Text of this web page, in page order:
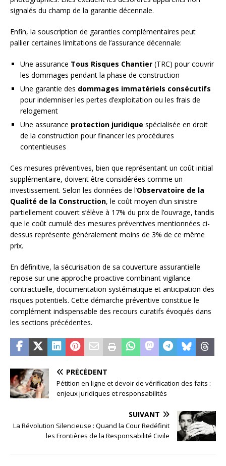
signalés du champ de la garantie décennale.
Enfin, la souscription de garanties complémentaires peut
pallier certaines limitations de l’assurance décennale:
Une assurance Tous Risques Chantier (TRC) pour couvrir
les dommages pendant la phase de construction
Une garantie des dommages immatériels consécutifs
pour indemniser les pertes d’exploitation ou les frais de
relogement
Une assurance protection juridique spécialisée en droit
de la construction pour financer les procédures
contentieuses
Ces mesures préventives, bien que représentant un coût initial
supplémentaire, doivent être considérées comme un
investissement. Selon les données de l’Observatoire de la
Qualité de la Construction, le coût moyen d’un sinistre
partiellement couvert s’élève à 17% du prix de l’ouvrage, tandis
que le coût cumulé des mesures préventives mentionnées ci-
dessus représente généralement moins de 3% de ce même
prix.
En définitive, la sécurisation de sa couverture assurantielle
repose sur une approche proactive combinant vigilance
contractuelle, documentation systématique et anticipation des
risques potentiels. Cette démarche préventive constitue le
complément indispensable des recours curatifs évoqués dans
les sections précédentes.
PRÉCÉDENT
Pétition en ligne et devoir de vérification des faits :
enjeux juridiques et responsabilités
SUIVANT
La Révolution Silencieuse : Quand la Cour Redéfinit
les Frontières de la Responsabilité Civile